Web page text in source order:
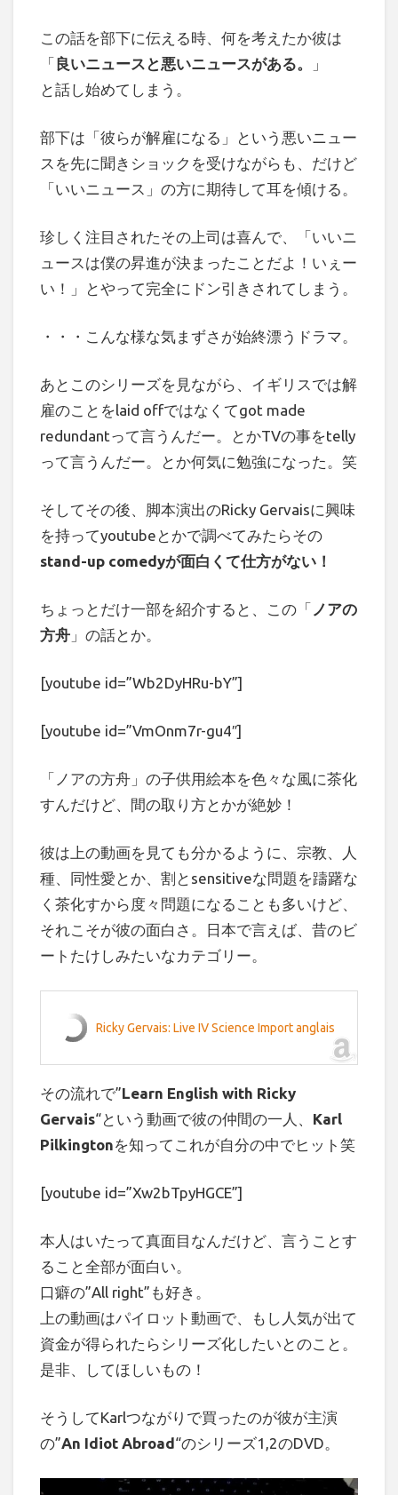
この話を部下に伝える時、何を考えたか彼は
「良いニュースと悪いニュースがある。
」
と話し始めてしまう。
部下は「彼らが解雇になる」という悪いニュー
スを先に聞きショックを受けながらも、だけど
「いいニュース」の方に期待して耳を傾ける。
珍しく注目されたその上司は喜んで、「いいニ
ュースは僕の昇進が決まったことだよ！いぇー
い！」とやって完全にドン引きされてしまう。
・・・こんな様な気まずさが始終漂うドラマ。
あとこのシリーズを見ながら、イギリスでは解
雇のことをlaid offではなくてgot made
redundantって言うんだー。とかTVの事をtelly
って言うんだー。とか何気に勉強になった。笑
そしてその後、脚本演出のRicky Gervaisに興味
を持ってyoutubeとかで調べてみたらその
stand-up comedyが面白くて仕方がない！
ちょっとだけ一部を紹介すると、この「 ノアの
方舟 」の話とか。
[youtube id=”Wb2DyHRu-bY”]
[youtube id=”VmOnm7r-gu4″]
「ノアの方舟」の子供用絵本を色々な風に茶化
すんだけど、間の取り方とかが絶妙！
彼は上の動画を見ても分かるように、宗教、人
種、同性愛とか、割とsensitiveな問題を躊躇な
く茶化すから度々問題になることも多いけど、
それこそが彼の面白さ。日本で言えば、昔のビ
ートたけしみたいなカテゴリー。
Ricky Gervais: Live IV Science Import anglais
その流れで”Learn English with Ricky
Gervais“という動画で彼の仲間の一人、 Karl
Pilkingtonを知ってこれが自分の中でヒット笑
[youtube id=”Xw2bTpyHGCE”]
本人はいたって真面目なんだけど、言うことす
ること全部が面白い。
口癖の”All right”も好き。
上の動画はパイロット動画で、もし人気が出て
資金が得られたらシリーズ化したいとのこと。
是非、してほしいもの！
そうしてKarlつながりで買ったのが彼が主演
の”An Idiot Abroad“のシリーズ1,2のDVD。